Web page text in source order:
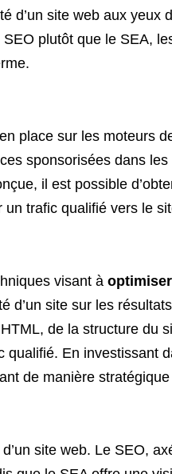
d’un site web aux
plutôt que le SEA,
place sur les moteurs
sponsorisées dans
il est possible
un trafic qualifié vers le
visant à
d’un site sur les
de la structure du
En investissant
de manière
site web. Le SEO,